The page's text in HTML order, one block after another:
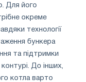
Для його
окреме
технології
бункера
та підтримки
До інших,
котла варто